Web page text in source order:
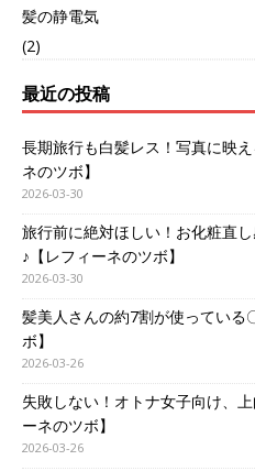
髪の静電気
(2)
最近の投稿
長期旅行も白髪レス！写真に映
ネのツボ】
2026-03-30
旅行前に絶対ほしい！お化粧直
♪【レフィーネのツボ】
2026-03-30
髪美人さんの約7割が使っている
ボ】
2026-03-26
失敗しない！オトナ女子向け、
ーネのツボ】
2026-03-26